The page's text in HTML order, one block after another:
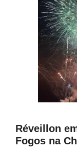
Réveillon
Fogos na